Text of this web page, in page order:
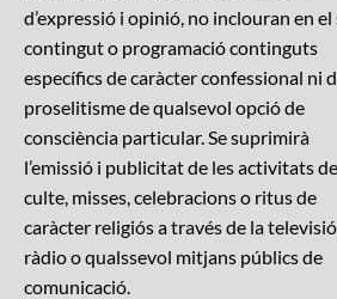
d’expressió i opinió, no inclouran en el
contingut o programació continguts
específics de caràcter confessional ni
proselitisme de qualsevol opció de
consciència particular. Se suprimirà
l’emissió i publicitat de les activitats de
culte, misses, celebracions o ritus de
caràcter religiós a través de la
ràdio o qualssevol mitjans públics de
comunicació.